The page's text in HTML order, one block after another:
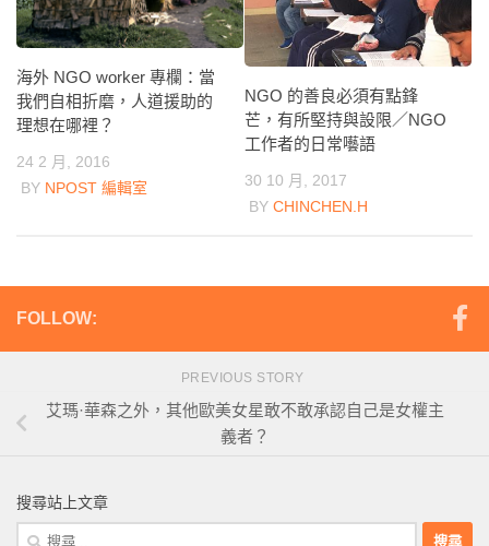
海外 NGO worker 專欄：當
我們自相折磨，人道援助的
理想在哪裡？
24 2 月, 2016
BY NPOST 編輯室
NGO 的善良必須有點鋒
芒，有所堅持與設限／NGO
工作者的日常囈語
30 10 月, 2017
BY CHINCHEN.H
FOLLOW:
PREVIOUS STORY
艾瑪·華森之外，其他歐美女星敢不敢承認自己是女權主
義者？
搜尋站上文章
搜